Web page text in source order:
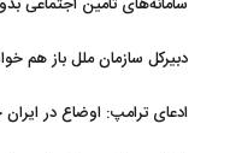
دبیرکل سازمان ملل باز هم
ادعای ترامپ: اوضاع در